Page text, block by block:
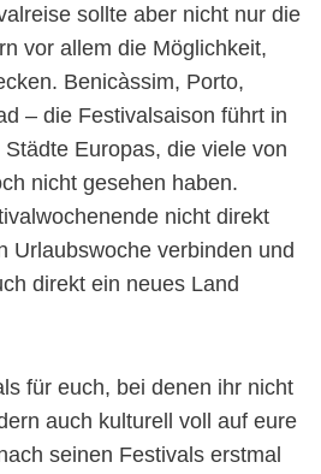
sollte aber nicht nur die
vor allem die Möglichkeit,
Benicàssim, Porto,
– die Festivalsaison führt in
Europas, die viele von
nicht gesehen haben.
nicht direkt
Urlaubswoche verbinden und
direkt ein neues Land
für euch, bei denen ihr nicht
auch kulturell voll auf eure
seinen Festivals erstmal